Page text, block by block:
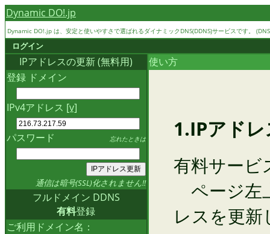
Dynamic DO!.jp
Dynamic DO!.jp は、安定と使いやすさで選ばれるダイナミックDNS(DDNS)サービスです。
ログイン
IPアドレスの更新 (無料用)
登録 ドメイン
IPv4アドレス [v]
パスワード 忘れたときは
通信は暗号(SSL)化されません!!
フルドメイン DDNS
有料登録
ご利用ドメイン名：
使い方
1.IPアド
有料サービ
ページ左
レスを更